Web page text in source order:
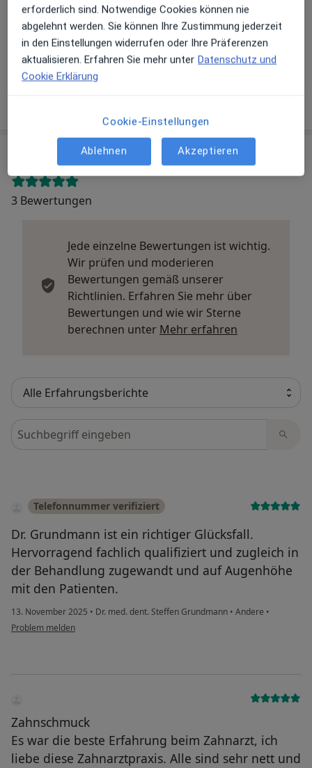
Dr. Steffen Grundmann und Lydia Grundmann
Schützenstr. 4, 23843 Bad Oldesloe
Versicherungen
Gesetzlich versichert
Erfahrungsberichte (3)
3 Bewertungen
Jede einzelne Bewertungen ist wichtig.
Wir prüfen und moderieren
Bewertungen gemäß unserer
Richtlinien. Erfahren Sie mehr über
Bewertungen und wie wir Sterne
berechnen unter Mehr erfahren
Bewertungen durchsuchen
Telefonnummer verifiziert
Dr. Grundmann ist ein richtiger Glücksfall.
Hervorragend fachlich qualifiziert und zugleich in
der Behandlung zugewandt und auf Augenhöhe
mit den Patienten.
13. November 2025 • Dr. med. dent. Steffen Grundmann • Andere •
Problem melden
Zahnschmuck
Es war die beste Erfahrung beim Zahnarzt, ich
liebe diese Zahnarztpraxis. Alle sind sehr nett und
erforderlich sind. Notwendige Cookies können nie
abgelehnt werden. Sie können Ihre Zustimmung jederzeit
in den Einstellungen widerrufen oder Ihre Präferenzen
aktualisieren. Erfahren Sie mehr unter Datenschutz und
Cookie Erklärung
Cookie-Einstellungen
Ablehnen Akzeptieren